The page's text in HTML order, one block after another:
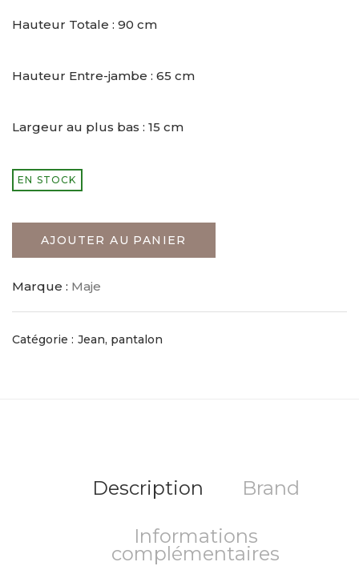
Hauteur Totale : 90 cm
Hauteur Entre-jambe : 65 cm
Largeur au plus bas : 15 cm
EN STOCK
AJOUTER AU PANIER
Marque : Maje
Catégorie : Jean, pantalon
Description Brand
Informations
complémentaires